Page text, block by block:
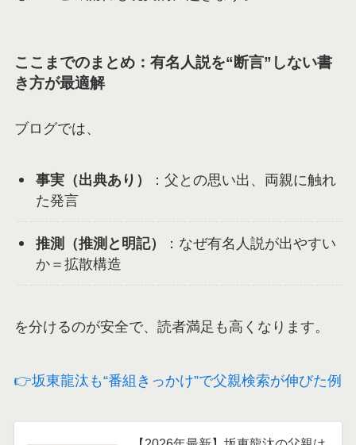
ここまでのまとめ：有名人説を“断言”しない書
き方が最適解
ブログでは、
事実（出典あり）
：父との思い出、両親に触れ
た発言
推測（推測と明記）
：なぜ有名人説が出やすい
か＝拡散構造
を分けるのが安全で、読者満足も高くなります。
👉坂東龍汰も“番組きっかけ”で父親検索が伸びた例